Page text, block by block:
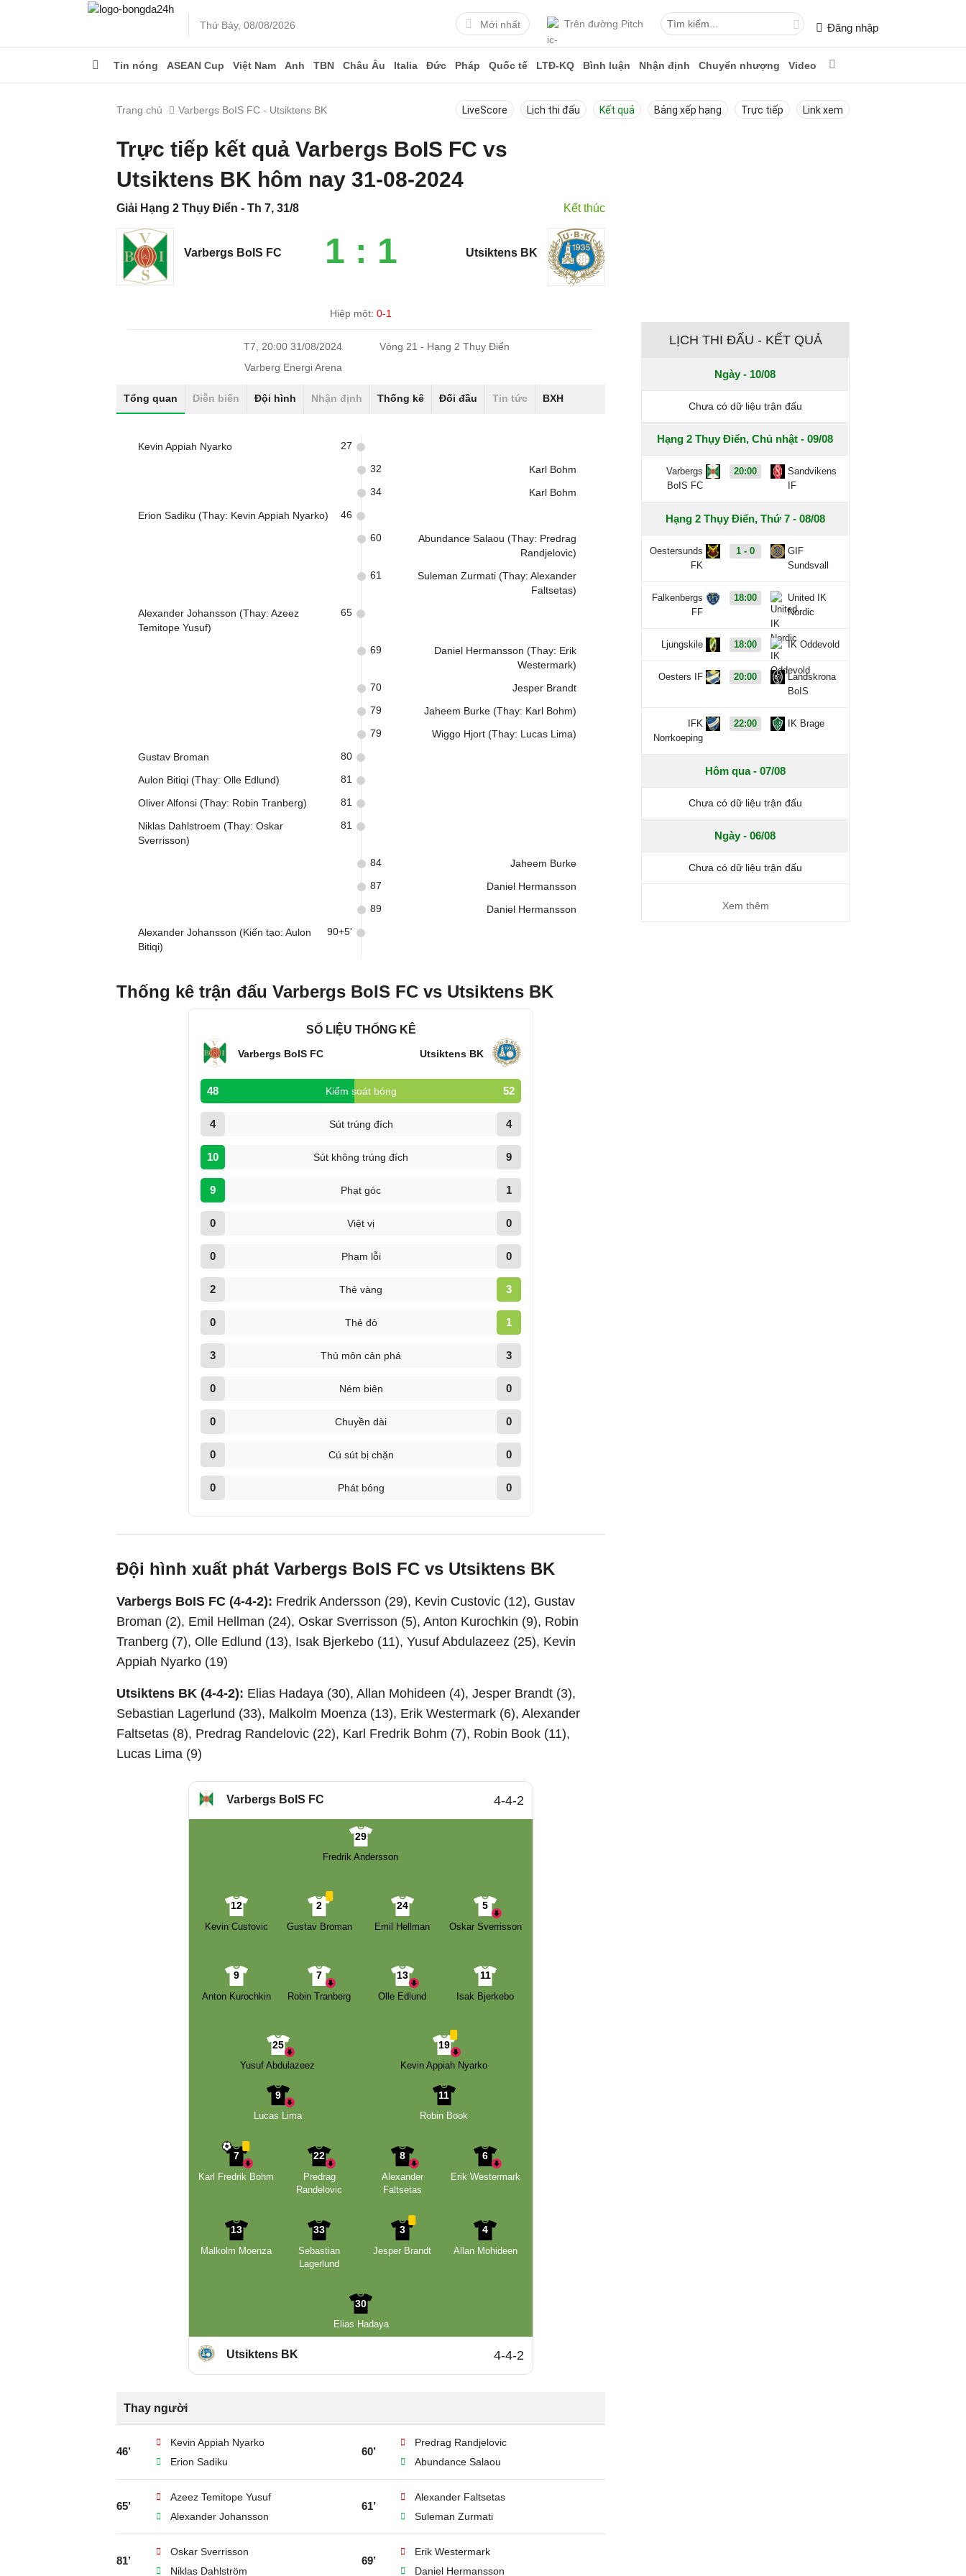
Thứ Bảy, 08/08/2026 Mới nhất Trên đường Pitch Đăng nhập
Tin nóng ASEAN Cup Việt Nam Anh TBN Châu Âu Italia Đức Pháp Quốc tế LTĐ-KQ Bình luận Nhận định Chuyển nhượng Video
Trang chủ Varbergs BoIS FC - Utsiktens BK LiveScore Lịch thi đấu Kết quả Bảng xếp hạng Trực tiếp Link xem
Trực tiếp kết quả Varbergs BoIS FC vs
Utsiktens BK hôm nay 31-08-2024
Giải Hạng 2 Thụy Điển - Th 7, 31/8 Kết thúc
Varbergs BoIS FC 1 : 1 Utsiktens BK
Hiệp một:0-1
T7, 20:00 31/08/2024
Vòng 21 - Hạng 2 Thụy Điển
Varberg Energi Arena
Tổng quan Diễn biến Đội hình Nhận định Thống kê Đối đầu Tin tức BXH
Kevin Appiah Nyarko 27
Karl Bohm
32
Karl Bohm
34
Erion Sadiku (Thay: Kevin Appiah Nyarko) 46
Abundance Salaou (Thay: Predrag
Randjelovic)
60
Suleman Zurmati (Thay: Alexander
Faltsetas)
61
Alexander Johansson (Thay: Azeez
Temitope Yusuf)
65
Daniel Hermansson (Thay: Erik
Westermark)
69
Jesper Brandt
70
Jaheem Burke (Thay: Karl Bohm)
79
Wiggo Hjort (Thay: Lucas Lima)
79
Gustav Broman 80
Aulon Bitiqi (Thay: Olle Edlund) 81
Oliver Alfonsi (Thay: Robin Tranberg) 81
Niklas Dahlstroem (Thay: Oskar
Sverrisson)
81
Jaheem Burke
84
Daniel Hermansson
87
Daniel Hermansson
89
Alexander Johansson (Kiến tạo: Aulon
Bitiqi)
90+5'
Thống kê trận đấu Varbergs BoIS FC vs Utsiktens BK
SỐ LIỆU THỐNG KÊ
Varbergs BoIS FC Utsiktens BK
48 Kiểm soát bóng 52
4 Sút trúng đích 4
10 Sút không trúng đích 9
9 Phạt góc 1
0 Việt vị 0
0 Phạm lỗi 0
2 Thẻ vàng 3
0 Thẻ đỏ 1
3 Thủ môn cản phá 3
0 Ném biên 0
0 Chuyền dài 0
0 Cú sút bị chặn 0
0 Phát bóng 0
Đội hình xuất phát Varbergs BoIS FC vs Utsiktens BK
Varbergs BoIS FC (4-4-2): Fredrik Andersson (29), Kevin Custovic (12), Gustav
Broman (2), Emil Hellman (24), Oskar Sverrisson (5), Anton Kurochkin (9), Robin
Tranberg (7), Olle Edlund (13), Isak Bjerkebo (11), Yusuf Abdulazeez (25), Kevin
Appiah Nyarko (19)
Utsiktens BK (4-4-2): Elias Hadaya (30), Allan Mohideen (4), Jesper Brandt (3),
Sebastian Lagerlund (33), Malkolm Moenza (13), Erik Westermark (6), Alexander
Faltsetas (8), Predrag Randelovic (22), Karl Fredrik Bohm (7), Robin Book (11),
Lucas Lima (9)
Varbergs BoIS FC 4-4-2
29
Fredrik Andersson
12
Kevin Custovic
2
Gustav Broman
24
Emil Hellman
5
Oskar Sverrisson
9
Anton Kurochkin
7
Robin Tranberg
13
Olle Edlund
11
Isak Bjerkebo
25
Yusuf Abdulazeez
19
Kevin Appiah Nyarko
9
Lucas Lima
11
Robin Book
7
Karl Fredrik Bohm
22
Predrag
Randelovic
8
Alexander
Faltsetas
6
Erik Westermark
13
Malkolm Moenza
33
Sebastian
Lagerlund
3
Jesper Brandt
4
Allan Mohideen
30
Elias Hadaya
Utsiktens BK 4-4-2
Thay người
46’
Kevin Appiah Nyarko
Erion Sadiku
60’
Predrag Randjelovic
Abundance Salaou
65’
Azeez Temitope Yusuf
Alexander Johansson
61’
Alexander Faltsetas
Suleman Zurmati
81’
Oskar Sverrisson
Niklas Dahlström
69’
Erik Westermark
Daniel Hermansson
LỊCH THI ĐẤU - KẾT QUẢ
Ngày - 10/08
Chưa có dữ liệu trận đấu
Hạng 2 Thụy Điển, Chủ nhật - 09/08
Varbergs
BoIS FC
20:00
Sandvikens
IF
Hạng 2 Thụy Điển, Thứ 7 - 08/08
Oestersunds
FK
1 - 0
GIF
Sundsvall
Falkenbergs
FF
18:00
United IK
Nordic
Ljungskile 18:00 IK Oddevold
Oesters IF 20:00
Landskrona
BoIS
IFK
Norrkoeping
22:00 IK Brage
Hôm qua - 07/08
Chưa có dữ liệu trận đấu
Ngày - 06/08
Chưa có dữ liệu trận đấu
Xem thêm